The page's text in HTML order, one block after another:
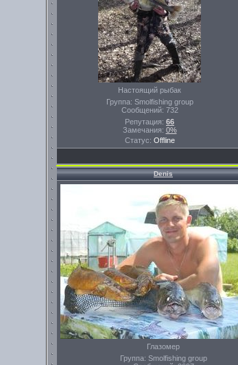
Настоящий рыбак
Группа: Smolfishing group
Сообщений: 732
Репутация: 66
Замечания: 0%
Статус: Offline
Denis
Глазомер
Группа: Smolfishing group